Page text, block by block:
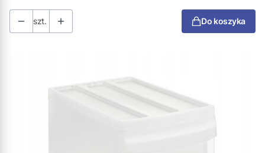
szt. Do koszyka